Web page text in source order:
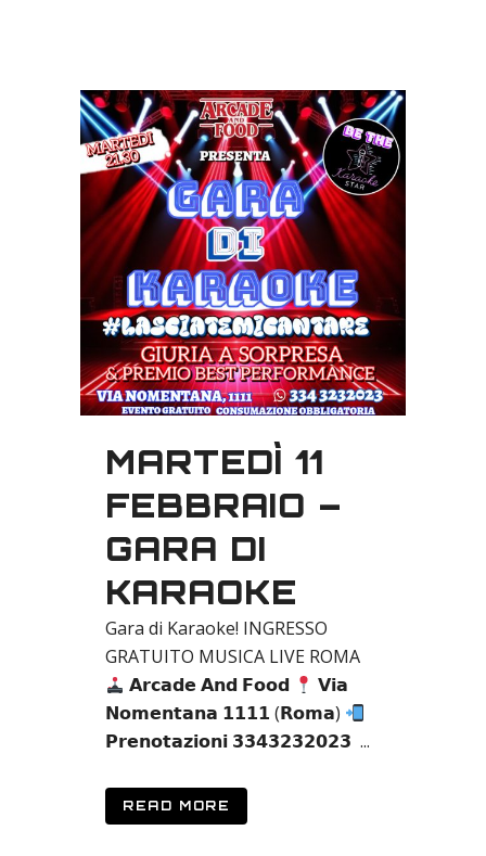
MARTEDÌ 11
FEBBRAIO –
GARA DI
KARAOKE
Gara di Karaoke! INGRESSO
GRATUITO MUSICA LIVE ROMA
𝗔𝗿𝗰𝗮𝗱𝗲 𝗔𝗻𝗱 𝗙𝗼𝗼𝗱
𝗩𝗶𝗮
𝗡𝗼𝗺𝗲𝗻𝘁𝗮𝗻𝗮 𝟭𝟭𝟭𝟭 (𝗥𝗼𝗺𝗮)
𝗣𝗿𝗲𝗻𝗼𝘁𝗮𝘇𝗶𝗼𝗻𝗶 𝟯𝟯𝟰𝟯𝟮𝟯𝟮𝟬𝟮𝟯 ...
READ MORE